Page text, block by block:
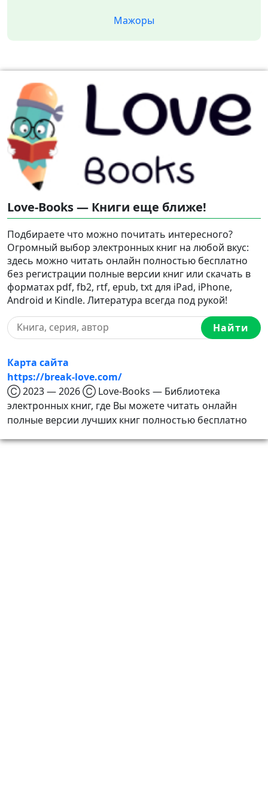
Мажоры
Love-Books — Книги еще ближе!
Подбираете что можно почитать интересного?
Огромный выбор электронных книг на любой вкус:
здесь можно читать онлайн полностью бесплатно
без регистрации полные версии книг или скачать в
форматах pdf, fb2, rtf, epub, txt для iPad, iPhone,
Android и Kindle. Литература всегда под рукой!
Найти
Карта сайта
https://break-love.com/
Ⓒ 2023 — 2026 Ⓒ Love-Books — Библиотека
электронных книг, где Вы можете читать онлайн
полные версии лучших книг полностью бесплатно